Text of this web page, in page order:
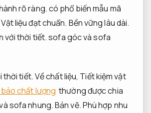
rõ ràng.có phổ biến mẫu mã
Vật liệu đạt chuẩn. Bền vững lâu dài.
với thời tiết.sofa góc và sofa
thời tiết.Về chất liệu, Tiết kiệm vật
chất lượng thường được chia
sofa nhung.Bản vẽ.Phù hợp nhu